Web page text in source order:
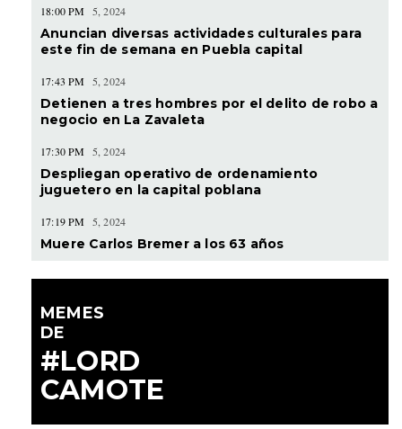
18:00 PM 5, 2024
Anuncian diversas actividades culturales para
este fin de semana en Puebla capital
17:43 PM 5, 2024
Detienen a tres hombres por el delito de robo a
negocio en La Zavaleta
17:30 PM 5, 2024
Despliegan operativo de ordenamiento
juguetero en la capital poblana
17:19 PM 5, 2024
Muere Carlos Bremer a los 63 años
MEMES
DE
#LORD
CAMOTE